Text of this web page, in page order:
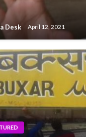
Desk April 12, 2021